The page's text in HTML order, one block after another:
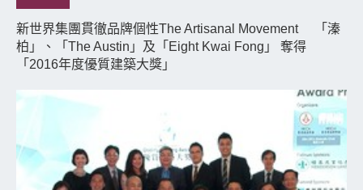
新世界集團貫徹品牌個性The Artisanal Movement 「溱
柏」、「The Austin」及「Eight Kwai Fong」 奪得
「2016年度優質建築大獎」